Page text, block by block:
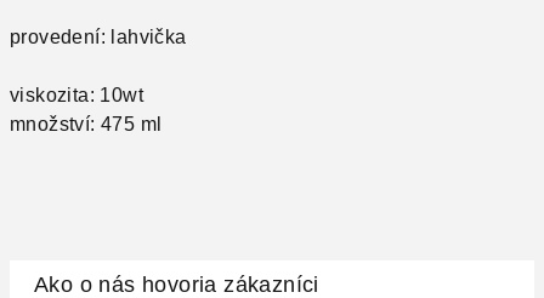
provedení: lahvička
viskozita: 10wt
množství: 475 ml